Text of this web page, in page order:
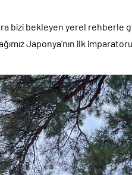
bizi bekleyen yerel rehberle
Japonya’nın ilk